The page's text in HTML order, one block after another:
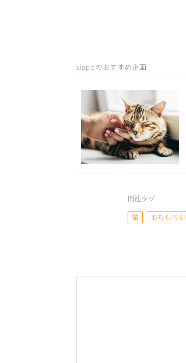
sippoのおすすめ企画
関連タグ
猫
おもしろい